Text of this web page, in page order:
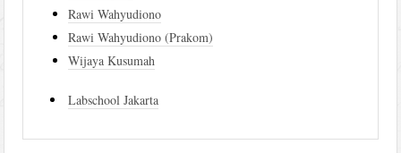
Rawi Wahyudiono
Rawi Wahyudiono (Prakom)
Wijaya Kusumah
Labschool Jakarta